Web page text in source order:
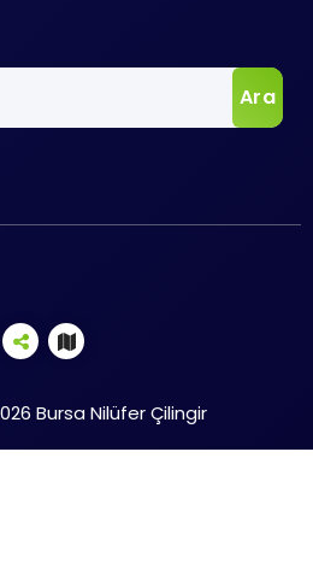
Bursa Nilüfer Çilingir